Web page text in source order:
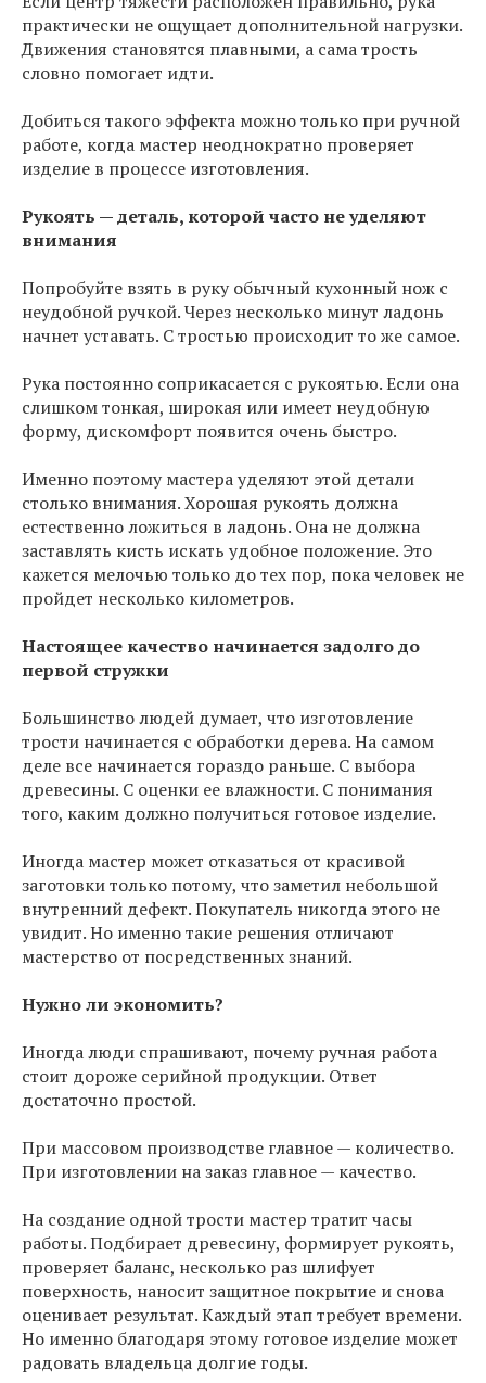
практически не ощущает дополнительной нагрузки.
Движения становятся плавными, а сама трость
словно помогает идти.
Добиться такого эффекта можно только при ручной
работе, когда мастер неоднократно проверяет
изделие в процессе изготовления.
Рукоять — деталь, которой часто не уделяют
внимания
Попробуйте взять в руку обычный кухонный нож с
неудобной ручкой. Через несколько минут ладонь
начнет уставать. С тростью происходит то же самое.
Рука постоянно соприкасается с рукоятью. Если она
слишком тонкая, широкая или имеет неудобную
форму, дискомфорт появится очень быстро.
Именно поэтому мастера уделяют этой детали
столько внимания. Хорошая рукоять должна
естественно ложиться в ладонь. Она не должна
заставлять кисть искать удобное положение. Это
кажется мелочью только до тех пор, пока человек не
пройдет несколько километров.
Настоящее качество начинается задолго до
первой стружки
Большинство людей думает, что изготовление
трости начинается с обработки дерева. На самом
деле все начинается гораздо раньше. С выбора
древесины. С оценки ее влажности. С понимания
того, каким должно получиться готовое изделие.
Иногда мастер может отказаться от красивой
заготовки только потому, что заметил небольшой
внутренний дефект. Покупатель никогда этого не
увидит. Но именно такие решения отличают
мастерство от посредственных знаний.
Нужно ли экономить?
Иногда люди спрашивают, почему ручная работа
стоит дороже серийной продукции. Ответ
достаточно простой.
При массовом производстве главное — количество.
При изготовлении на заказ главное — качество.
На создание одной трости мастер тратит часы
работы. Подбирает древесину, формирует рукоять,
проверяет баланс, несколько раз шлифует
поверхность, наносит защитное покрытие и снова
оценивает результат. Каждый этап требует времени.
Но именно благодаря этому готовое изделие может
радовать владельца долгие годы.